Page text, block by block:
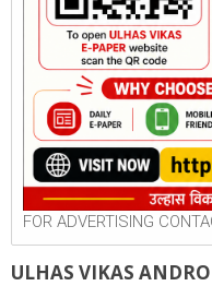
FOR ADVERTISING
ULHAS VIKAS